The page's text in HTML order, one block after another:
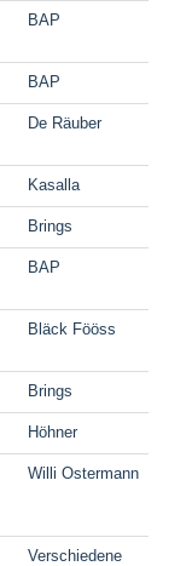
BAP
BAP
De Räuber
Kasalla
Brings
BAP
Bläck Fööss
Brings
Höhner
Willi Ostermann
Verschiedene